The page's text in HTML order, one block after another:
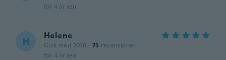
för 4 år sen
H Helene
Gick med 2018 · 75 recensioner
för 4 år sen